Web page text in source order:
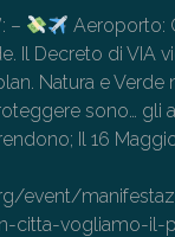
–
Aeroporto:
Il Decreto di VIA
Natura e Verde
sono… gli
Il 16
event/
citta-vogliamo-il-